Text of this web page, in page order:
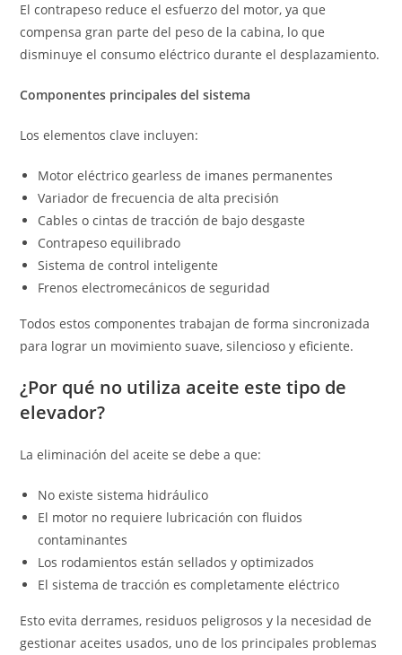
El contrapeso reduce el esfuerzo del motor, ya que
compensa gran parte del peso de la cabina, lo que
disminuye el consumo eléctrico durante el desplazamiento.
Componentes principales del sistema
Los elementos clave incluyen:
Motor eléctrico gearless de imanes permanentes
Variador de frecuencia de alta precisión
Cables o cintas de tracción de bajo desgaste
Contrapeso equilibrado
Sistema de control inteligente
Frenos electromecánicos de seguridad
Todos estos componentes trabajan de forma sincronizada
para lograr un movimiento suave, silencioso y eficiente.
¿Por qué no utiliza aceite este tipo de
elevador?
La eliminación del aceite se debe a que:
No existe sistema hidráulico
El motor no requiere lubricación con fluidos
contaminantes
Los rodamientos están sellados y optimizados
El sistema de tracción es completamente eléctrico
Esto evita derrames, residuos peligrosos y la necesidad de
gestionar aceites usados, uno de los principales problemas